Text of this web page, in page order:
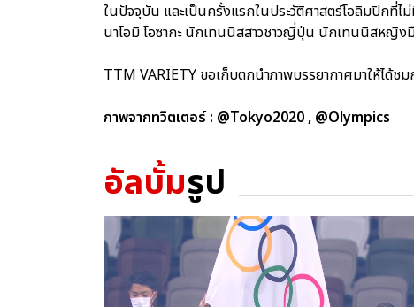
ในปัจจุบัน และเป็นครั้งแรกในประวัติศาสตร์โอลิมปิก
นาโอมิ โอซากะ นักเทนนิสสาวชาวญี่ปุ่น นักเทนนิสหญิ
TTM VARIETY ขอเก็บตกนำภาพบรรยากาศมาให้ได้ช
ภาพจากทวิตเตอร์ : @Tokyo2020 , @Olympics
อัลบั้มรูป